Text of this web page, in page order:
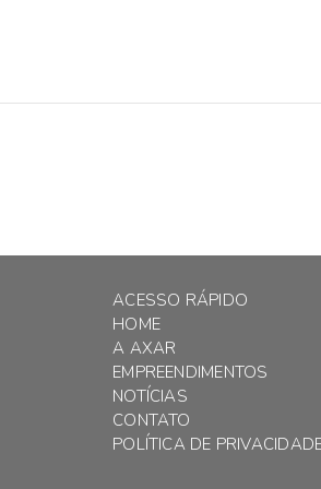
ACESSO RÁPIDO
HOME
A AXAR
EMPREENDIMENTOS
NOTÍCIAS
CONTATO
POLÍTICA DE